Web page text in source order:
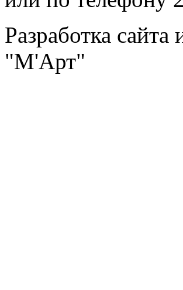
Разработка
"М'Арт"